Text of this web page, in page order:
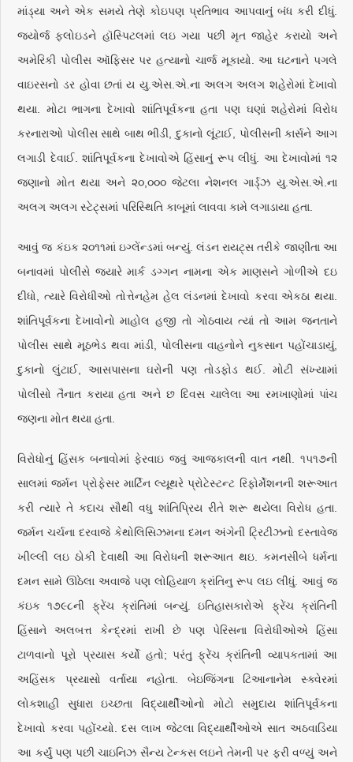
માંડ્યા અને એક સમયે તેણે કોઇપણ પ્રતિભાવ આપવાનું બંધ કરી દીધું.
જ્યોર્જ ફ્લોઇડને હૉસ્પિટલમાં લઇ ગયા પછી મૃત જાહેર કરાયો અને
અમેરિકી પોલીસ ઑફિસર પર હત્યાનો ચાર્જ મૂકાયો. આ ઘટનાને પગલે
વાઇરસનો ડર હોવા છતાં ય યુ.એસ.એ.ના અલગ અલગ શહેરોમાં દેખાવો
થયા. મોટા ભાગના દેખાવો શાંતિપૂર્વકના હતા પણ ઘણાં શહેરોમાં વિરોધ
કરનારાઓ પોલીસ સાથે બાથ ભીડી, દુકાનો લૂંટાઈ, પોલીસની કાર્સને આગ
લગાડી દેવાઈ. શાંતિપૂર્વકના દેખાવોએ હિંસાનું રૂપ લીધું. આ દેખાવોમાં ૧૨
જણાનો મોત થયા અને ૨૦,૦૦૦ જેટલા નેશનલ ગાર્ડ્ઝ યુ.એસ.એ.ના
અલગ અલગ સ્ટેટ્સમાં પરિસ્થિતિ કાબૂમાં લાવવા કામે લગાડાયા હતા.
આવું જ કંઇક ૨૦૧૧માં ઇગ્લેંન્ડમાં બન્યું. લંડન રાયટ્સ તરીકે જાણીતા આ
બનાવમાં પોલીસે જ્યારે માર્ક ડગ્ગન નામના એક માણસને ગોળીએ દઇ
દીધો, ત્યારે વિરોધીઓ તોત્તેનહેમ હેલ લંડનમાં દેખાવો કરવા એકઠા થયા.
શાંતિપૂર્વકના દેખાવોનો માહોલ હજી તો ગોઠવાય ત્યાં તો આમ જનતાને
પોલીસ સાથે મૂઠભેડ થવા માંડી, પોલીસના વાહનોને નુકસાન પહોંચાડાયું,
દુકાનો લુંટાઈ, આસપાસના ઘરોની પણ તોડફોડ થઈ. મોટી સંખ્યામાં
પોલીસો તૈનાત કરાયા હતા અને છ દિવસ ચાલેલા આ રમખાણોમાં પાંચ
જણના મોત થયા હતા.
વિરોધોનું હિંસક બનાવોમાં ફેરવાઇ જવું આજકાલની વાત નથી. ૧૫૧૭ની
સાલમાં જર્મન પ્રોફેસર માર્ટિન લ્યૂથરે પ્રોટેસ્ટન્ટ રિફોર્મેશનની શરૂઆત
કરી ત્યારે તે કદાચ સૌથી વધુ શાંતિપ્રિય રીતે શરૂ થયેલા વિરોધ હતા.
જર્મન ચર્ચના દરવાજે કેથોલિસિઝમના દમન અંગેની ટ્રિટીઝનો દસ્તાવેજ
ખીલ્લી લઇ ઠોકી દેવાથી આ વિરોધની શરૂઆત થઇ. કમનસીબે ધર્મના
દમન સામે ઊઠેલા અવાજે પણ લોહિયાળ ક્રાંતિનુ રૂપ લઇ લીધું. આવું જ
કંઇક ૧૭૯૮ની ફ્રેંચ ક્રાંતિમાં બન્યું. ઇતિહાસકારોએ ફ્રેંચ ક્રાંતિની
હિંસાને અલબત્ત કેન્દ્રમાં રાખી છે પણ પેરિસના વિરોધીઓએ હિંસા
ટાળવાનો પૂરો પ્રયાસ કર્યો હતો; પરંતુ ફ્રેંચ ક્રાંતિની વ્યાપકતામાં આ
અહિંસક પ્રયાસો વર્તાયા નહોતા. બેઇજિંગના ટિઆનાનેમ સ્ક્વેરમાં
લોકશાહી સુધારા ઇચ્છતા વિદ્યાર્થીઓનો મોટો સમુદાય શાંતિપૂર્વકના
દેખાવો કરવા પહોંચ્યો. દસ લાખ જેટલા વિદ્યાર્થીઓએ સાત અઠવાડિયા
આ કર્યું પણ પછી ચાઇનિઝ સૈન્ય ટેન્કસ લઇને તેમની પર ફરી વળ્યું અને